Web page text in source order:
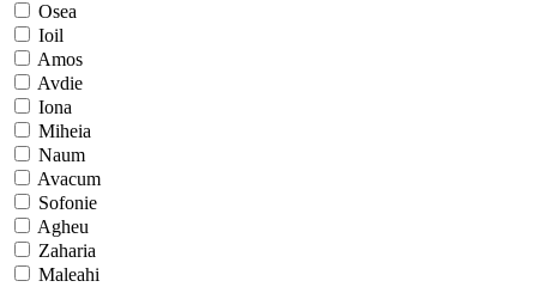
Osea
Ioil
Amos
Avdie
Iona
Miheia
Naum
Avacum
Sofonie
Agheu
Zaharia
Maleahi